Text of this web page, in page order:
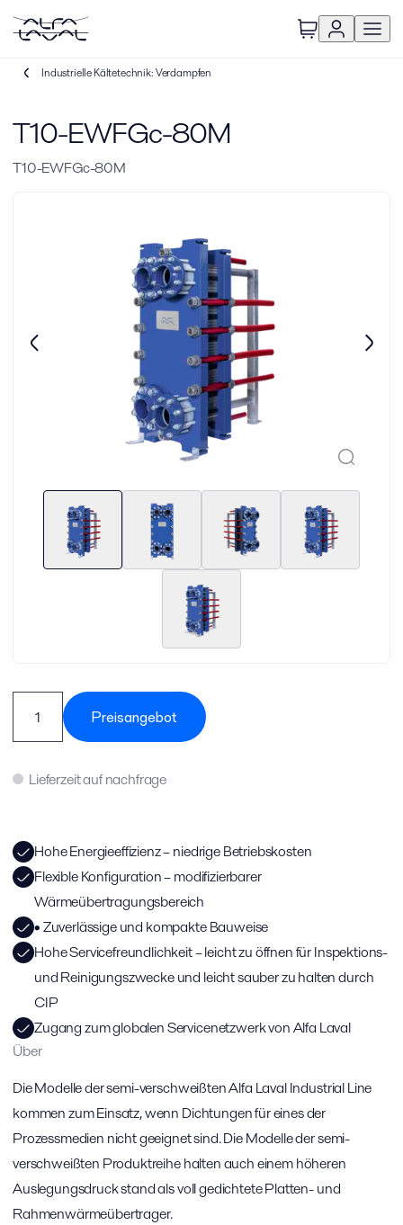
Industrielle Kältetechnik: Verdampfen
T10-EWFGc-80M
T10-EWFGc-80M
Preisangebot
Lieferzeit auf nachfrage
Hohe Energieeffizienz – niedrige Betriebskosten
Flexible Konfiguration – modifizierbarer
Wärmeübertragungsbereich
• Zuverlässige und kompakte Bauweise
Hohe Servicefreundlichkeit – leicht zu öffnen für Inspektions-
und Reinigungszwecke und leicht sauber zu halten durch
CIP
Zugang zum globalen Servicenetzwerk von Alfa Laval
Über
Die Modelle der semi-verschweißten Alfa Laval Industrial Line
kommen zum Einsatz, wenn Dichtungen für eines der
Prozessmedien nicht geeignet sind. Die Modelle der semi-
verschweißten Produktreihe halten auch einem höheren
Auslegungsdruck stand als voll gedichtete Platten- und
Rahmenwärmeübertrager.